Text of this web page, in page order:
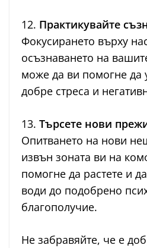
12. Практикувайте
Фокусирането върху
осъзнаването на
може да ви помогне да
добре стреса и
13. Търсете нови
Опитването на нови
извън зоната ви на
помогне да растете и
води до подобрено
благополучие.
Не забравяйте, че е